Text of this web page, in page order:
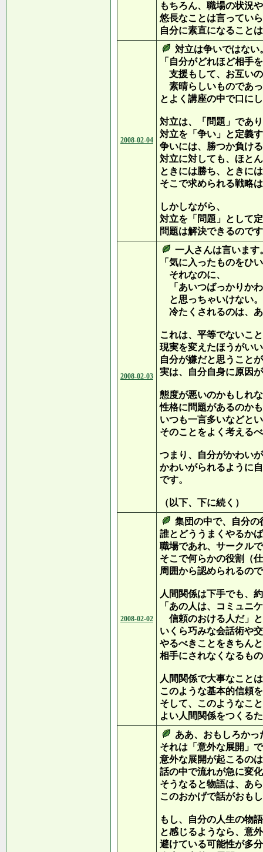
もちろん、職場の状況
悠長なことは言ってい
自分に素直になること
2008-02-04
対立は争いではない
「自分がどれほど相手
支援もして、お互い
素晴らしいものであ
とよく講座の中で口に
対立は、「問題」であ
対立を「争い」と定義
争いには、勝つか負け
対立に対しても、ほと
ときには勝ち、ときに
そこで求められる戦略
しかしながら、
対立を「問題」として
問題は解決できるので
2008-02-03
一人さんは言います
「気に入ったものをひ
それなのに、
「あいつばっかりか
と思っちゃいけない
冷たくされるのは、
これは、平等でないこ
現実を変えたほうがい
自分が嫌だと思うこと
実は、自分自身に原因
態度が悪いのかもしれ
性格に問題があるのか
いつも一言多いなどと
そのことをよく考える
つまり、自分がかわい
かわいがられるように
です。
（以下、下に続く）
2008-02-02
集団の中で、自分の
誰とどううまくやるか
職場であれ、サークル
そこで何らかの役割（
周囲から認められるの
人間関係は下手でも、
「あの人は、コミュニ
信頼のおける人だ」
いくら巧みな会話術や
やるべきことをきちん
相手にされなくなるも
人間関係で大事なこと
このような基本的信頼
そして、このようなこ
よい人間関係をつくる
ああ、おもしろか
それは「意外な展開」
意外な展開が起こるの
話の中で流れが急に変
そうなると物語は、あ
このおかげで話がおも
もし、自分の人生の物
と感じるようなら、意
避けている可能性が多